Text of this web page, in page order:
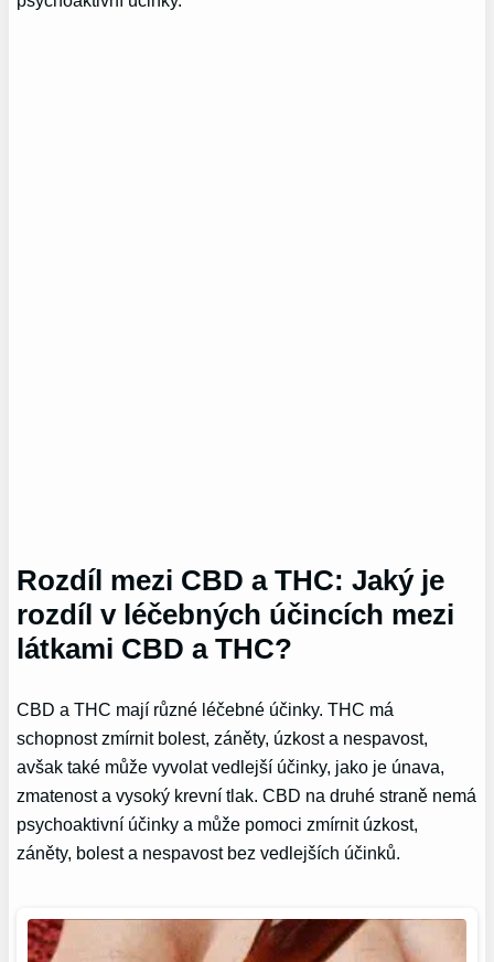
Rozdíl mezi CBD a THC: Jaký je
rozdíl v léčebných účincích mezi
látkami CBD a THC?
CBD a THC mají různé léčebné účinky. THC má
schopnost zmírnit bolest, záněty, úzkost a nespavost,
avšak také může vyvolat vedlejší účinky, jako je únava,
zmatenost a vysoký krevní tlak. CBD na druhé straně nemá
psychoaktivní účinky a může pomoci zmírnit úzkost,
záněty, bolest a nespavost bez vedlejších účinků.